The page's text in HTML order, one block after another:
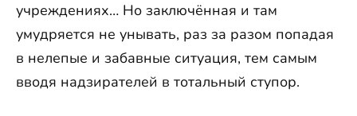
учреждениях… Но заключённая и там
умудряется не унывать, раз за разом попадая
в нелепые и забавные ситуация, тем самым
вводя надзирателей в тотальный ступор.